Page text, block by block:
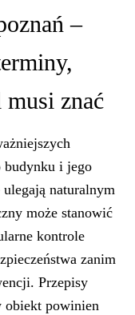
–
musi znać
budynku i jego
naturalnym
może stanowić
kontrole
zanim
Przepisy
obiekt powinien